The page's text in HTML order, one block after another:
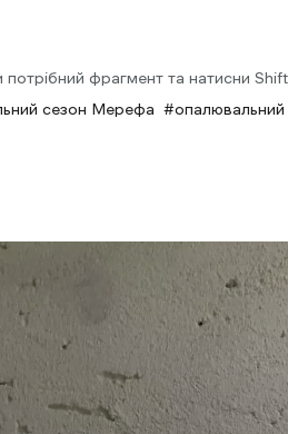
фрагмент та натисни
сезон Мерефа опалювальний